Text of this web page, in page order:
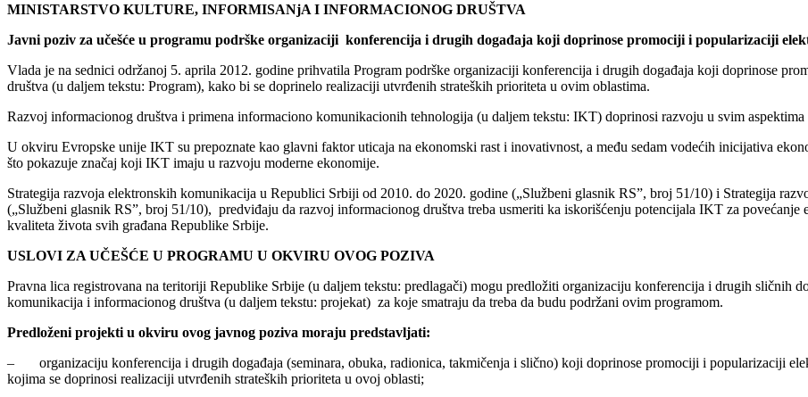
MINISTARSTVO KULTURE, INFORMISANjA I INFORMACIONOG DRUŠTVA
Javni poziv za učešće u programu podrške organizaciji konferencija i drugih događaja koji doprinose promociji i popularizaciji
Vlada je na sednici održanoj 5. aprila 2012. godine prihvatila Program podrške organizaciji konferencija i drugih događaja koji doprinose
društva (u daljem tekstu: Program), kako bi se doprinelo realizaciji utvrđenih strateških prioriteta u ovim oblastima.
Razvoj informacionog društva i primena informaciono komunikacionih tehnologija (u daljem tekstu: IKT) doprinosi razvoju u svim aspektima
U okviru Evropske unije IKT su prepoznate kao glavni faktor uticaja na ekonomski rast i inovativnost, a među sedam vodećih inicijativa
što pokazuje značaj koji IKT imaju u razvoju moderne ekonomije.
Strategija razvoja elektronskih komunikacija u Republici Srbiji od 2010. do 2020. godine („Službeni glasnik RS”, broj 51/10) i Strategija
(„Službeni glasnik RS”, broj 51/10), predviđaju da razvoj informacionog društva treba usmeriti ka iskorišćenju potencijala IKT za povećanje
kvaliteta života svih građana Republike Srbije.
USLOVI ZA UČEŠĆE U PROGRAMU U OKVIRU OVOG POZIVA
Pravna lica registrovana na teritoriji Republike Srbije (u daljem tekstu: predlagači) mogu predložiti organizaciju konferencija i drugih sličnih
komunikacija i informacionog društva (u daljem tekstu: projekat) za koje smatraju da treba da budu podržani ovim programom.
Predloženi projekti u okviru ovog javnog poziva moraju predstavljati:
– organizaciju konferencija i drugih događaja (seminara, obuka, radionica, takmičenja i slično) koji doprinose promociji i popularizaciji
kojima se doprinosi realizaciji utvrđenih strateških prioriteta u ovoj oblasti;